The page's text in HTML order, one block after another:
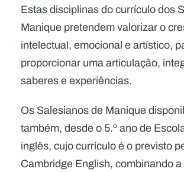
Estas disciplinas do currículo dos
Manique pretendem valorizar o
intelectual, emocional e artístico,
proporcionar uma articulação,
saberes e experiências.
Os Salesianos de Manique
também, desde o 5.º ano de
inglês, cujo currículo é o previsto
Cambridge English, combinando